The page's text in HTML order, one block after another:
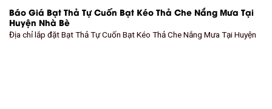
Báo Giá Bạt Thả Tự Cuốn Bạt Kéo Thả Che Nắng Mưa Tại
Huyện Nhà Bè
Địa chỉ lắp đặt Bạt Thả Tự Cuốn Bạt Kéo Thả Che Nắng Mưa Tại Huyện